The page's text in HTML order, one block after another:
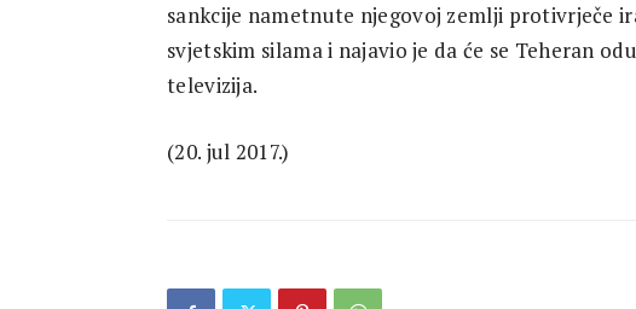
sankcije nametnute njegovoj zemlji protivrječe
svjetskim silama i najavio je da će se Teheran
televizija.
(20. jul 2017.)